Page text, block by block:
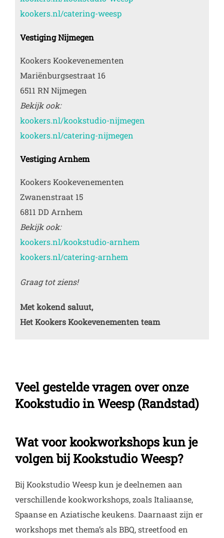
kookers.nl/catering-weesp
Vestiging Nijmegen
Kookers Kookevenementen
Mariënburgsestraat 16
6511 RN Nijmegen
Bekijk ook:
kookers.nl/kookstudio-nijmegen
kookers.nl/catering-nijmegen
Vestiging Arnhem
Kookers Kookevenementen
Zwanenstraat 15
6811 DD Arnhem
Bekijk ook:
kookers.nl/kookstudio-arnhem
kookers.nl/catering-arnhem
Graag tot ziens!
Met kokend saluut,
Het Kookers Kookevenementen team
Veel gestelde vragen over onze
Kookstudio in Weesp (Randstad)
Wat voor kookworkshops kun je
volgen bij Kookstudio Weesp?
Bij Kookstudio Weesp kun je deelnemen aan
verschillende kookworkshops, zoals Italiaanse,
Spaanse en Aziatische keukens. Daarnaast zijn er
workshops met thema’s als BBQ, streetfood en